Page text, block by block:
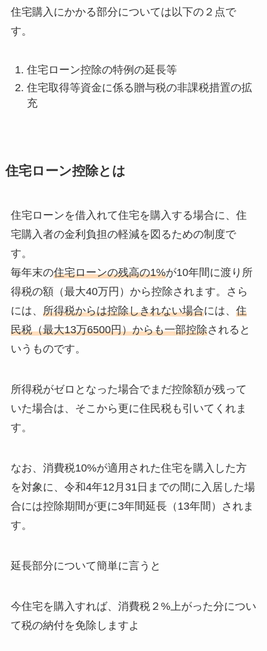
住宅購入にかかる部分については以下の２点で
す。
住宅ローン控除の特例の延長等
住宅取得等資金に係る贈与税の非課税措置の拡
充
住宅ローン控除とは
住宅ローンを借入れて住宅を購入する場合に、住
宅購入者の金利負担の軽減を図るための制度で
す。
毎年末の住宅ローンの残高の1%が10年間に渡り所
得税の額（最大40万円）から控除されます。さら
には、 所得税からは控除しきれない場合には、 住
民税（最大13万6500円）からも一部控除されると
いうものです。
所得税がゼロとなった場合でまだ控除額が残って
いた場合は、そこから更に住民税も引いてくれま
す。
なお、消費税10%が適用された住宅を購入した方
を対象に、令和4年12月31日までの間に入居した場
合には控除期間が更に3年間延長（13年間）されま
す。
延長部分について簡単に言うと
今住宅を購入すれば、消費税２%上がった分につい
て税の納付を免除しますよ